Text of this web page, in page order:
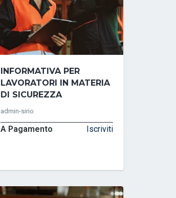
INFORMATIVA PER
LAVORATORI IN MATERIA
DI SICUREZZA
admin-sirio
A Pagamento Iscriviti